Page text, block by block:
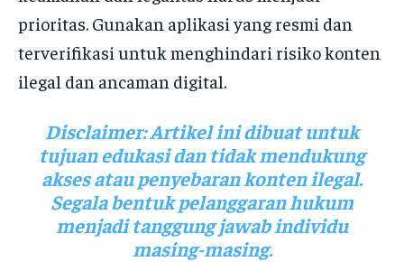
prioritas. Gunakan aplikasi yang resmi dan
terverifikasi untuk menghindari risiko konten
ilegal dan ancaman digital.
Disclaimer:Artikel ini dibuat untuk
tujuan edukasi dan tidak mendukung
akses atau penyebaran konten ilegal.
Segala bentuk pelanggaran hukum
menjadi tanggung jawab individu
masing-masing.